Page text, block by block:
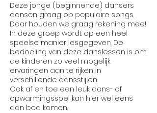
Deze jonge (beginnende) dansers
dansen graag op populaire songs.
Daar houden we graag rekening mee!
In deze groep wordt op een heel
speelse manier lesgegeven. De
bedoeling van deze danslessen is om
de kinderen zo veel mogelijk
ervaringen aan te rijken in
verschillende dansstijlen.
Ook af en toe een leuk dans- of
opwarmingsspel kan hier wel eens
aan bod komen.